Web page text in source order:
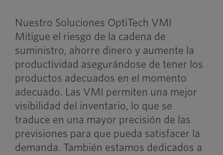
Nuestro Soluciones OptiTech VMI
Mitigue el riesgo de la cadena de
suministro, ahorre dinero y aumente la
productividad asegurándose de tener los
productos adecuados en el momento
adecuado. Las VMI permiten una mejor
visibilidad del inventario, lo que se
traduce en una mayor precisión de las
previsiones para que pueda satisfacer la
demanda. También estamos dedicados a